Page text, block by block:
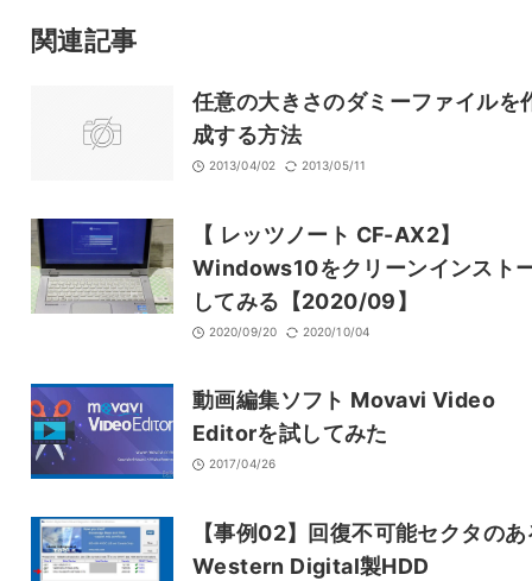
サイト
関連記事
任意の大きさのダミーファイルを
成する方法
2013/04/02 2013/05/11
【 レッツノート CF-AX2】
Windows10をクリーンインスト
してみる【2020/09】
2020/09/20 2020/10/04
動画編集ソフト Movavi Video
Editorを試してみた
2017/04/26
【事例02】回復不可能セクタのあ
Western Digital製HDD